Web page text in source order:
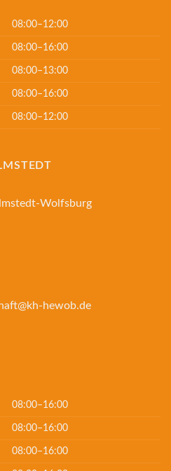
08:00–12:00
08:00–16:00
08:00–13:00
08:00–16:00
08:00–12:00
Wolfsburg
hewob.de
08:00–16:00
08:00–16:00
08:00–16:00